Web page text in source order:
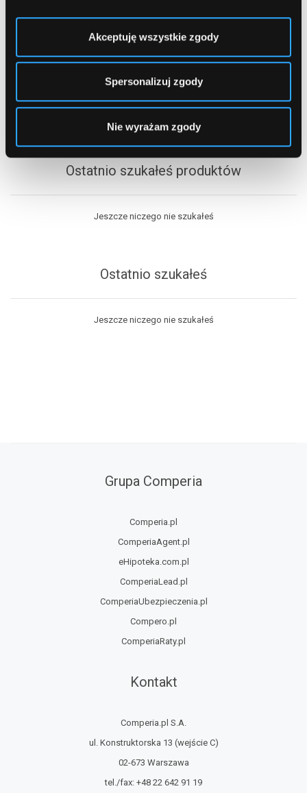
Akceptuję wszystkie zgody
Spersonalizuj zgody
Nie wyrażam zgody
Lokaty
Kredyty dla firm
Ostatnio szukałeś produktów
Jeszcze niczego nie szukałeś
Ostatnio szukałeś
Jeszcze niczego nie szukałeś
Grupa Comperia
Comperia.pl
ComperiaAgent.pl
eHipoteka.com.pl
ComperiaLead.pl
ComperiaUbezpieczenia.pl
Compero.pl
ComperiaRaty.pl
Kontakt
Comperia.pl S.A.
ul. Konstruktorska 13 (wejście C)
02-673 Warszawa
tel./fax: +48 22 642 91 19